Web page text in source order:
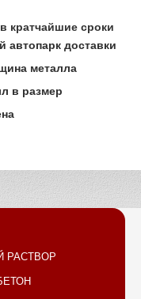
сроки
автопарк доставки
металла
в размер
РАСТВОР